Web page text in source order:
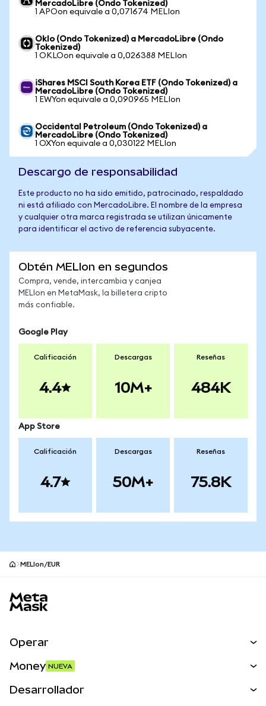
MercadoLibre (Ondo Tokenized)
1 APOon equivale a 0,071674 MELIon
Oklo (Ondo Tokenized) a MercadoLibre (Ondo
Tokenized)
1 OKLOon equivale a 0,026388 MELIon
iShares MSCI South Korea ETF (Ondo Tokenized) a
MercadoLibre (Ondo Tokenized)
1 EWYon equivale a 0,090965 MELIon
Occidental Petroleum (Ondo Tokenized) a
MercadoLibre (Ondo Tokenized)
1 OXYon equivale a 0,030122 MELIon
Descargo de responsabilidad
Este producto no ha sido emitido, patrocinado, respaldado
ni está afiliado con MercadoLibre. El nombre de la empresa
y cualquier otra marca registrada se utilizan únicamente
para identificar el activo de referencia subyacente.
Obtén MELIon en segundos
Compra, vende, intercambia y canjea
MELIon en MetaMask, la billetera cripto
más confiable.
Google Play
Calificación
4.4
Descargas
10M+
Reseñas
484K
App Store
Calificación
4.7
Descargas
50M+
Reseñas
75.8K
MELIon/EUR
Operar
Money NUEVA
Desarrollador